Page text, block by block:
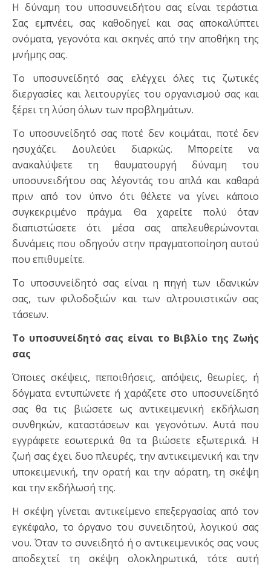
Η δύναμη του υποσυνειδήτου σας είναι τεράστια.
Σας εμπνέει, σας καθοδηγεί και σας αποκαλύπτει
ονόματα, γεγονότα και σκηνές από την αποθήκη της
μνήμης σας.
Το υποσυνείδητό σας ελέγχει όλες τις ζωτικές
διεργασίες και λειτουργίες του οργανισμού σας και
ξέρει τη λύση όλων των προβλημάτων.
Το υποσυνείδητό σας ποτέ δεν κοιμάται, ποτέ δεν
ησυχάζει. Δουλεύει διαρκώς. Μπορείτε να
ανακαλύψετε τη θαυματουργή δύναμη του
υποσυνειδήτου σας λέγοντάς του απλά και καθαρά
πριν από τον ύπνο ότι θέλετε να γίνει κάποιο
συγκεκριμένο πράγμα. Θα χαρείτε πολύ όταν
διαπιστώσετε ότι μέσα σας απελευθερώνονται
δυνάμεις που οδηγούν στην πραγματοποίηση αυτού
που επιθυμείτε.
Το υποσυνείδητό σας είναι η πηγή των ιδανικών
σας, των φιλοδοξιών και των αλτρουιστικών σας
τάσεων.
Το υποσυνείδητό σας είναι το Βιβλίο της Ζωής
σας
Όποιες σκέψεις, πεποιθήσεις, απόψεις, θεωρίες, ή
δόγματα εντυπώνετε ή χαράζετε στο υποσυνείδητό
σας θα τις βιώσετε ως αντικειμενική εκδήλωση
συνθηκών, καταστάσεων και γεγονότων. Αυτά που
εγγράφετε εσωτερικά θα τα βιώσετε εξωτερικά. Η
ζωή σας έχει δυο πλευρές, την αντικειμενική και την
υποκειμενική, την ορατή και την αόρατη, τη σκέψη
και την εκδήλωσή της.
Η σκέψη γίνεται αντικείμενο επεξεργασίας από τον
εγκέφαλο, το όργανο του συνειδητού, λογικού σας
νου. Όταν το συνειδητό ή ο αντικειμενικός σας νους
αποδεχτεί τη σκέψη ολοκληρωτικά, τότε αυτή